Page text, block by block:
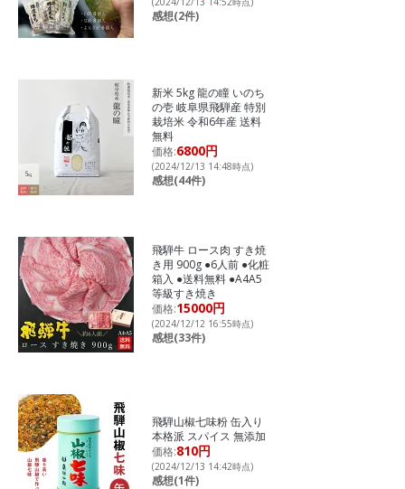
感想(2件)
新米 5kg 龍の瞳 いのち
の壱 岐阜県飛騨産 特別
栽培米 令和6年産 送料
無料
価格:6800円
(2024/12/13 14:48時点)
感想(44件)
飛騨牛 ロース肉 すき焼
き用 900g ●6人前 ●化粧
箱入 ●送料無料 ●A4A5
等級すき焼き
価格:15000円
(2024/12/12 16:55時点)
感想(33件)
飛騨山椒七味粉 缶入り
本格派 スパイス 無添加
価格:810円
(2024/12/13 14:42時点)
感想(1件)